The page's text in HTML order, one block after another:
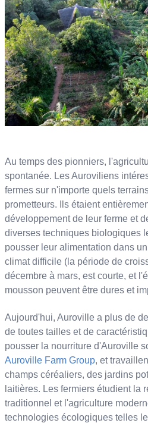
Au temps des pionniers,
spontanée. Les Auroviliens
fermes sur n'importe quels
prometteurs. Ils étaient
développement de leur ferme et
diverses techniques biologiques
pousser leur alimentation dans
climat difficile (la période de
décembre à mars, est courte, et
mousson peuvent être dures et
Aujourd'hui, Auroville a plus de
de toutes tailles et de
pousser la nourriture d'Auroville
Auroville Farm Group, et
champs céréaliers, des jardins
laitières. Les fermiers étudient la
traditionnel et l'agriculture
technologies écologiques telles